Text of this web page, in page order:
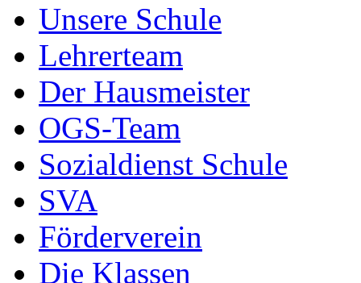
Unsere Schule
Lehrerteam
Der Hausmeister
OGS-Team
Sozialdienst Schule
SVA
Förderverein
Die Klassen